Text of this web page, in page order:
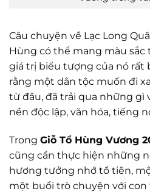
Câu chuyện về Lạc Long
Hùng có thể mang màu
giá trị biểu tượng của nó rất
rằng một dân tộc muốn đi
từ đâu, đã trải qua những gì
nền độc lập, văn hóa, tiếng
Trong Giỗ Tổ Hùng Vương
cũng cần thực hiện những
hương tưởng nhớ tổ tiên,
một buổi trò chuyện với con